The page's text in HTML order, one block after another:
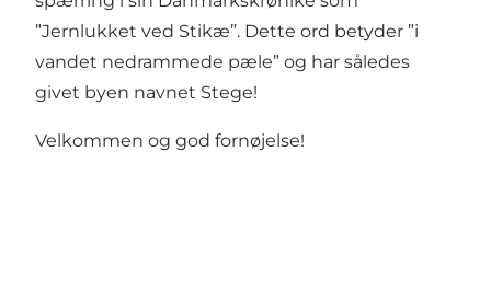
”Jernlukket ved Stikæ”. Dette ord betyder ”i
vandet nedrammede pæle” og har således
givet byen navnet Stege!
Velkommen og god fornøjelse!